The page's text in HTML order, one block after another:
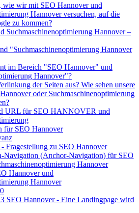
wie wir mit SEO Hannover und
Hannover versuchen, auf die
zu kommen?
Suchmaschinenoptimierung Hannover –
"Suchmaschinenoptimierung Hannover
im Bereich "SEO Hannover" und
Hannover"?
der Seiten aus? Wie sehen unsere
oder Suchmaschinenoptimierung
URL für SEO HANNOVER und
für SEO Hannover
Fragestellung zu SEO Hannover
Navigation (Anchor-Navigation) für SEO
Hannover
Hannover und
Hannover
SEO Hannover - Eine Landingpage wird